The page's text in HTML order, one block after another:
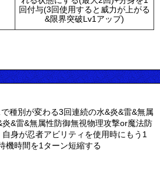
回付与(3回使用すると威力が上がる
&限界突破Lv1アップ)
種別が変わる3回連続の水&炎&雷&無属
&雷&無属性防御無視物理攻撃or魔法防
身が忍者アビリティを使用時にもう1
機時間を1ターン短縮する